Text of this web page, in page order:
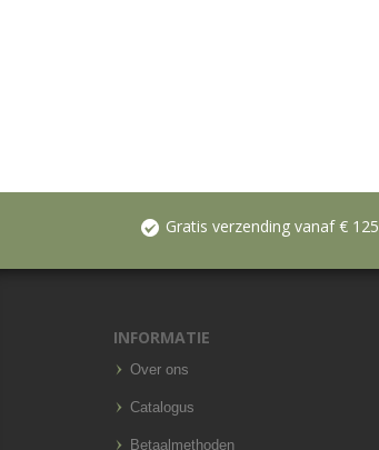
Gratis verzending vanaf € 125
INFORMATIE
Over ons
Catalogus
Betaalmethoden